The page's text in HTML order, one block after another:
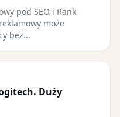
pod SEO i Rank
może
bez...
Duży